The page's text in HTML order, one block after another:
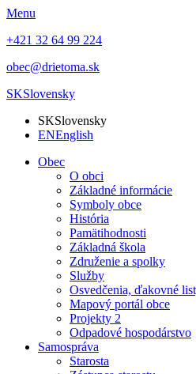
Menu
+421 32 64 99 224
obec@drietoma.sk
SKSlovensky
SKSlovensky
ENEnglish
Obec
O obci
Základné informácie
Symboly obce
História
Pamätihodnosti
Základná škola
Združenie a spolky
Služby
Osvedčenia, ďakovné
Mapový portál obce
Projekty 2
Odpadové hospodárstvo
Samospráva
Starosta